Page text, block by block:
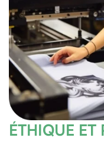
ÉTHIQUE ET